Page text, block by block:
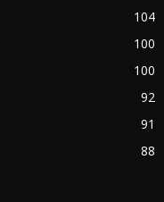
104
100
100
92
91
88